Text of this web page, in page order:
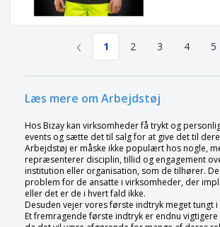
‹ 1 2 3 4 5
Læs mere om Arbejdstøj
Hos Bizay kan virksomheder få trykt og
events og sætte det til salg for at give det til
Arbejdstøj er måske ikke populært hos nogle,
repræsenterer disciplin, tillid og engagement
institution eller organisation, som de tilhører.
problem for de ansatte i virksomheder, der
eller det er de i hvert fald ikke.
Desuden vejer vores første indtryk meget tungt
Et fremragende første indtryk er endnu